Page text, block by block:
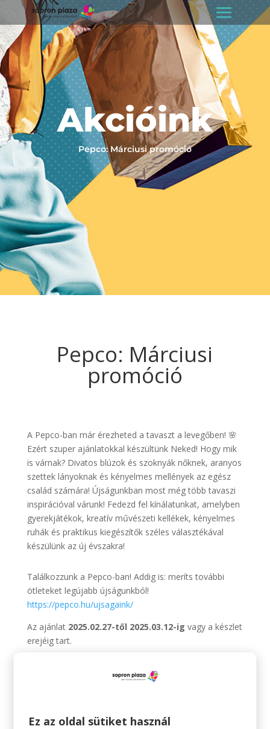
Akcióink
Pepco: Márciusi promóció
Pepco: Márciusi
promóció
A Pepco-ban már érezheted a tavaszt a levegőben! 🌸
Ezért szuper ajánlatokkal készültünk Neked! Hogy mik
is várnak? Divatos blúzok és szoknyák nőknek, aranyos
szettek lányoknak és kényelmes mellények az egész
család számára! Újságunkban most még több tavaszi
inspirációval várunk! Fedezd fel kínálatunkat, amelyben
gyerekjátékok, kreatív művészeti kellékek, kényelmes
ruhák és praktikus kiegészítők széles választékával
készülünk az új évszakra!
Találkozzunk a Pepco-ban! Addig is: meríts további
ötleteket legújabb újságunkból!
https://pepco.hu/ujsagaink/
Az ajánlat2025.02.27-től 2025.03.12-ig vagy a készlet
erejéig tart.
elérhetőségük üzletenként változhat.
Ez az oldal sütiket használ